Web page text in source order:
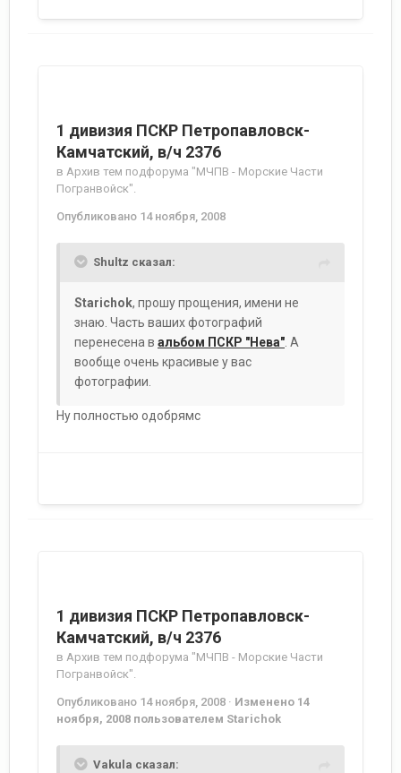
1 дивизия ПСКР Петропавловск-
Камчатский, в/ч 2376
в Архив тем подфорума "МЧПВ - Морские Части
Погранвойск".
Опубликовано 14 ноября, 2008
Shultz сказал:
Starichok, прошу прощения, имени не
знаю. Часть ваших фотографий
перенесена в альбом ПСКР "Нева". А
вообще очень красивые у вас
фотографии.
Ну полностью одобрямс
1 дивизия ПСКР Петропавловск-
Камчатский, в/ч 2376
в Архив тем подфорума "МЧПВ - Морские Части
Погранвойск".
Опубликовано 14 ноября, 2008 · Изменено 14
ноября, 2008 пользователем Starichok
Vakula сказал: